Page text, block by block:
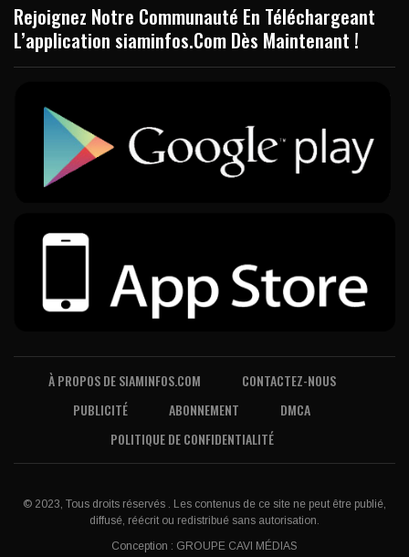
Rejoignez Notre Communauté En Téléchargeant
L’application siaminfos.Com Dès Maintenant !
À PROPOS DE SIAMINFOS.COM
CONTACTEZ-NOUS
PUBLICITÉ
ABONNEMENT
DMCA
POLITIQUE DE CONFIDENTIALITÉ
© 2023, Tous droits réservés . Les contenus de ce site ne peut être publié,
diffusé, réécrit ou redistribué sans autorisation.
Conception : GROUPE CAVI MÉDIAS